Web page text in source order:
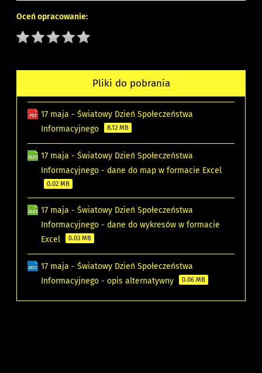
Oceń opracowanie:
Pliki do pobrania
17 maja - Światowy Dzień Społeczeństwa
Informacyjnego
8.12 MB
17 maja - Światowy Dzień Społeczeństwa
Informacyjnego - dane do map w formacie Excel
0.02 MB
17 maja - Światowy Dzień Społeczeństwa
Informacyjnego - dane do wykresów w formacie
Excel
0.03 MB
17 maja - Światowy Dzień Społeczeństwa
Informacyjnego - opis alternatywny
0.06 MB